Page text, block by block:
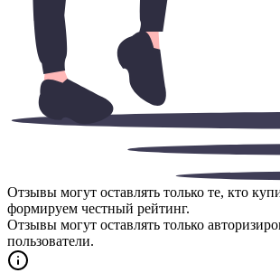
Отзывы могут оставлять только те, кто
формируем честный рейтинг.
Отзывы могут оставлять только
пользователи.